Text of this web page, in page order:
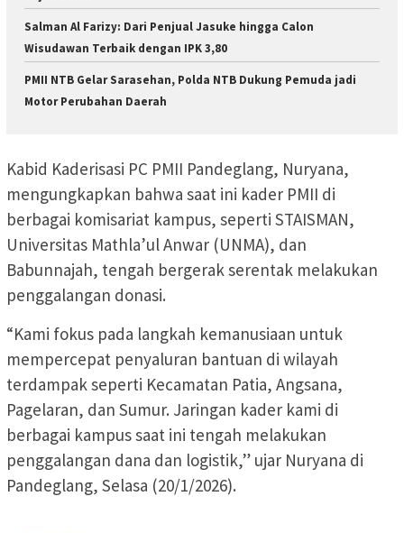
Salman Al Farizy: Dari Penjual Jasuke hingga Calon
Wisudawan Terbaik dengan IPK 3,80
PMII NTB Gelar Sarasehan, Polda NTB Dukung Pemuda jadi
Motor Perubahan Daerah
Kabid Kaderisasi PC PMII Pandeglang, Nuryana,
mengungkapkan bahwa saat ini kader PMII di
berbagai komisariat kampus, seperti STAISMAN,
Universitas Mathla’ul Anwar (UNMA), dan
Babunnajah, tengah bergerak serentak melakukan
penggalangan donasi.
“Kami fokus pada langkah kemanusiaan untuk
mempercepat penyaluran bantuan di wilayah
terdampak seperti Kecamatan Patia, Angsana,
Pagelaran, dan Sumur. Jaringan kader kami di
berbagai kampus saat ini tengah melakukan
penggalangan dana dan logistik,” ujar Nuryana di
Pandeglang, Selasa (20/1/2026).